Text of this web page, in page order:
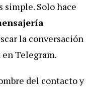
simple. Solo hace
la conversación
Telegram.
del contacto y